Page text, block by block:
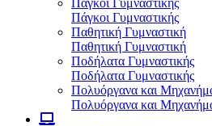
Πάγκοι Γυμναστικής
Πάγκοι Γυμναστικής
Παθητική Γυμναστική
Παθητική Γυμναστική
Ποδήλατα Γυμναστικής
Ποδήλατα Γυμναστικής
Πολυόργανα και
Πολυόργανα και